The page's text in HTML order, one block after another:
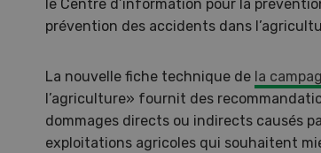
le Centre d’information pour la
prévention des accidents dans
La nouvelle fiche technique de la
l’agriculture» fournit des
dommages directs ou indirects causés
exploitations agricoles qui souhaitent